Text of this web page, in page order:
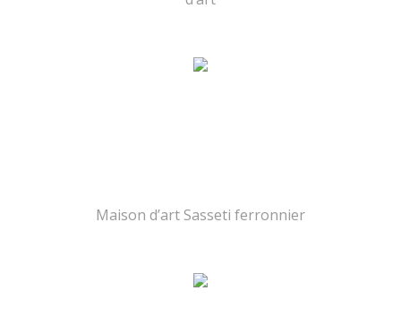
Maison d’art Sasseti ferronnier